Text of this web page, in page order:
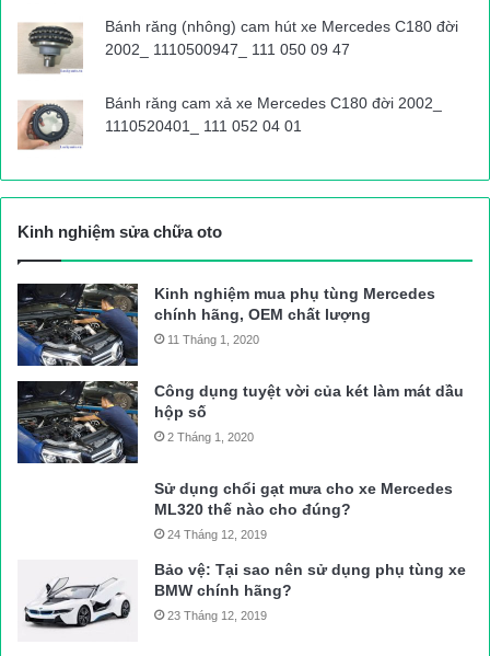
Bánh răng (nhông) cam hút xe Mercedes C180 đời
2002_ 1110500947_ 111 050 09 47
Bánh răng cam xả xe Mercedes C180 đời 2002_
1110520401_ 111 052 04 01
Kinh nghiệm sửa chữa oto
Kinh nghiệm mua phụ tùng Mercedes
chính hãng, OEM chất lượng
11 Tháng 1, 2020
Công dụng tuyệt vời của két làm mát dầu
hộp số
2 Tháng 1, 2020
Sử dụng chổi gạt mưa cho xe Mercedes
ML320 thế nào cho đúng?
24 Tháng 12, 2019
Bảo vệ: Tại sao nên sử dụng phụ tùng xe
BMW chính hãng?
23 Tháng 12, 2019